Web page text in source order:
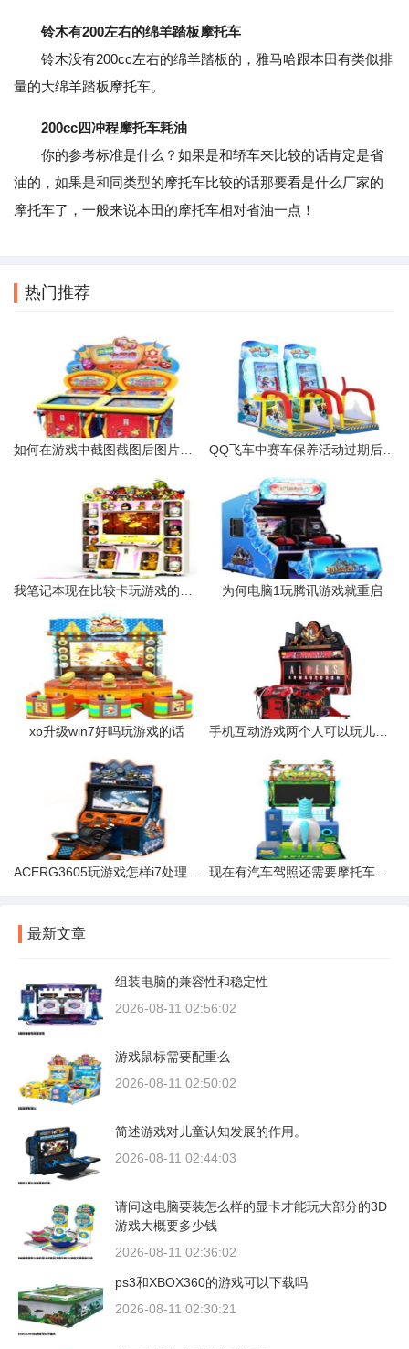
铃木有200左右的绵羊踏板摩托车
铃木没有200cc左右的绵羊踏板的，雅马哈跟本田有类似排
量的大绵羊踏板摩托车。
200cc四冲程摩托车耗油
你的参考标准是什么？如果是和轿车来比较的话肯定是省
油的，如果是和同类型的摩托车比较的话那要看是什么厂家的
摩托车了，一般来说本田的摩托车相对省油一点！
热门推荐
为何电脑1玩腾讯游戏就重启
xp升级win7好吗玩游戏的话
最新文章
组装电脑的兼容性和稳定性
2026-08-11 02:56:02
游戏鼠标需要配重么
2026-08-11 02:50:02
简述游戏对儿童认知发展的作用。
2026-08-11 02:44:03
请问这电脑要装怎么样的显卡才能玩大部分的3D
游戏大概要多少钱
2026-08-11 02:36:02
ps3和XBOX360的游戏可以下载吗
2026-08-11 02:30:21